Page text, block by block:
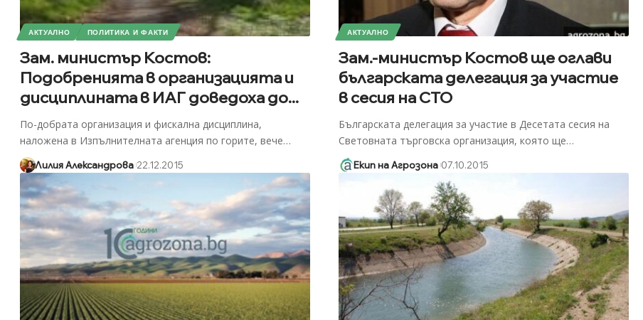
АКТУАЛНО ПОЛИТИКА И ФАКТИ
Зам. министър Костов:
Подобренията в организацията и
дисциплината в ИАГ доведоха до...
По-добрата организация и фискална дисциплина,
наложена в Изпълнителната агенция по горите, вече…
Лилия Александрова 22.12.2015
АКТУАЛНО
Зам.-министър Костов ще оглави
българската делегация за участие
в сесия на СТО
Българската делегация за участие в Десетата сесия на
Световната търговска организация, която ще…
Екип на Агрозона 07.10.2015